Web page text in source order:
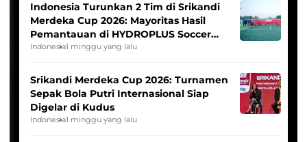
Indonesia Turunkan 2 Tim di Srikandi
Merdeka Cup 2026: Mayoritas Hasil
Pemantauan di HYDROPLUS Soccer
League
Indonesia1 minggu yang lalu
Srikandi Merdeka Cup 2026: Turnamen
Sepak Bola Putri Internasional Siap
Digelar di Kudus
Indonesia1 minggu yang lalu